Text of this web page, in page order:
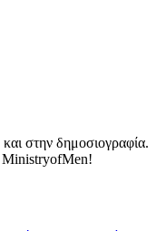
στην δημοσιογραφία.
MinistryofMen!